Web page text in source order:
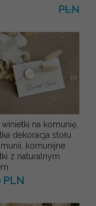
PLN
winietki na komunię,
dekoracja stołu
komunijne
z naturalnym
PLN